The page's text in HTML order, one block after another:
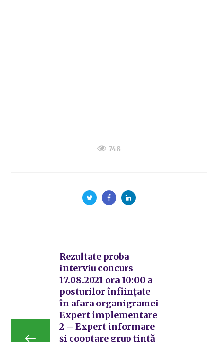
748
Rezultate proba
interviu concurs
17.08.2021 ora 10:00 a
posturilor înființate
în afara organigramei
Expert implementare
2 – Expert informare
și cooptare grup țintă